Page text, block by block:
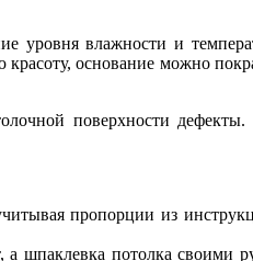
уровня влажности и
основание можно
поверхности дефекты.
пропорции из
а шпаклевка потолка своими